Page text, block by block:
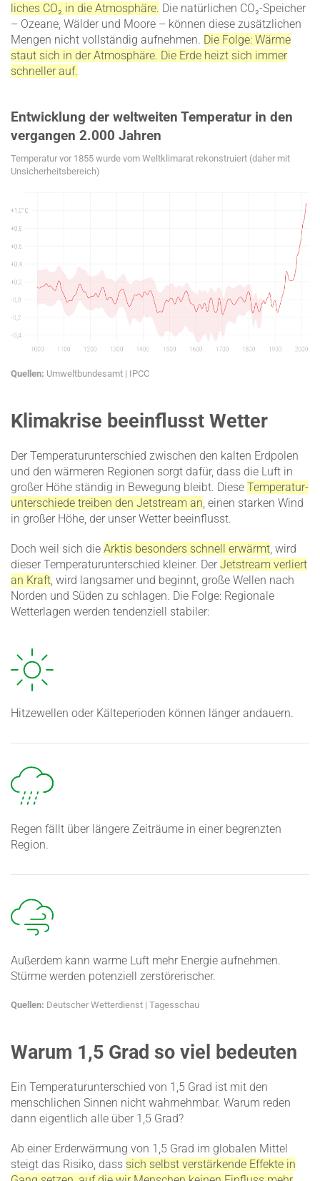
liches CO₂ in die Atmosphäre. Die natür­lichen CO₂-Speicher
– Ozeane, Wälder und Moore – können diese zusätz­lichen
Mengen nicht vollständig aufnehmen. Die Folge: Wärme
staut sich in der Atmosphäre. Die Erde heizt sich immer
schneller auf.
Entwicklung der weltweiten Temperatur in den
vergangen 2.000 Jahren
Tempe­ratur vor 1855 wurde vom Weltkli­marat rekon­struiert (daher mit
Unsicher­heits­be­reich)
Quellen: Umwelt­bun­desamt | IPCC
Klimakrise beeinflusst Wetter
Der Tempe­ra­tur­un­ter­schied zwischen den kalten Erdpolen
und den wärmeren Regionen sorgt dafür, dass die Luft in
großer Höhe ständig in Bewegung bleibt. Diese Tempe­ra­tur­
un­ter­schiede treiben den Jetstream an, einen starken Wind
in großer Höhe, der unser Wetter beein­flusst.
Doch weil sich die Arktis besonders schnell erwärmt, wird
dieser Tempe­ra­tur­un­ter­schied kleiner. Der Jetstream verliert
an Kraft, wird langsamer und beginnt, große Wellen nach
Norden und Süden zu schlagen. Die Folge: Regionale
Wetter­lagen werden tenden­ziell stabiler:
Hitze­wellen oder Kälte­pe­rioden können länger andauern.
Regen fällt über längere Zeiträume in einer begrenzten
Region.
Außerdem kann warme Luft mehr Energie aufnehmen.
Stürme werden poten­ziell zerstö­re­ri­scher.
Quellen: Deutscher Wetter­dienst | Tages­schau
Warum 1,5 Grad so viel bedeuten
Ein Tempe­ra­tur­un­ter­schied von 1,5 Grad ist mit den
mensch­lichen Sinnen nicht wahrnehmbar. Warum reden
dann eigentlich alle über 1,5 Grad?
Ab einer Erder­wärmung von 1,5 Grad im globalen Mittel
steigt das Risiko, dass sich selbst verstär­kende Effekte in